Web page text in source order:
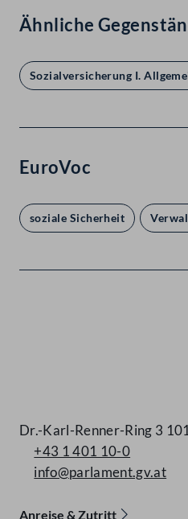
Ähnliche
Sozialversicherung I.
EuroVoc
soziale Sicherheit
Dr.-Karl-Renner-Ring 3
+43 1 401 10-0
info@parlament.gv.at
Anreise & Zutritt